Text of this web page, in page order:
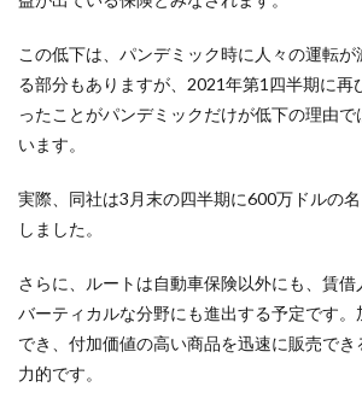
この低下は、パンデミック時に人々の運転
る部分もありますが、2021年第1四半期に再
ったことがパンデミックだけが低下の理由
います。
実際、同社は3月末の四半期に600万ドルの
しました。
さらに、ルートは自動車保険以外にも、賃
バーティカルな分野にも進出する予定です
でき、付加価値の高い商品を迅速に販売で
力的です。